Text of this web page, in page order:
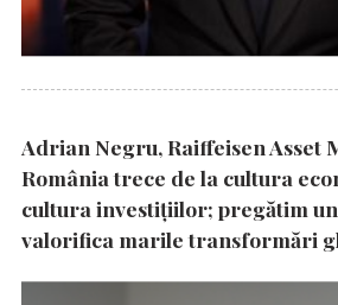
Adrian Negru, Raiffeisen Asset
România trece de la cultura
cultura investițiilor; pregătim
valorifica marile transformări